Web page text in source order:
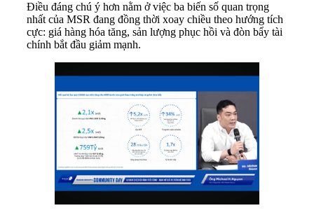
Điều đáng chú ý hơn nằm ở việc ba biến số quan trọng
nhất của MSR đang đồng thời xoay chiều theo hướng tích
cực: giá hàng hóa tăng, sản lượng phục hồi và đòn bẩy tài
chính bắt đầu giảm mạnh.